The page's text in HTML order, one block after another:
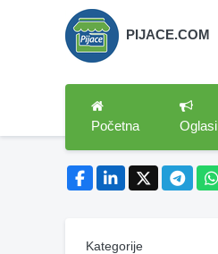
PIJACE.COM
Početna Oglasi
Kategorije